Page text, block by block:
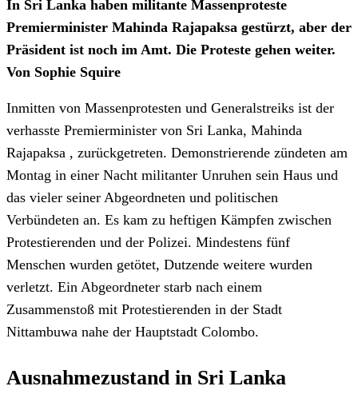
In Sri Lanka haben militante Massenproteste
Premierminister Mahinda Rajapaksa gestürzt, aber der
Präsident ist noch im Amt. Die Proteste gehen weiter.
Von Sophie Squire
Inmitten von Massenprotesten und Generalstreiks ist der
verhasste Premierminister von Sri Lanka, Mahinda
Rajapaksa , zurückgetreten. Demonstrierende zündeten am
Montag in einer Nacht militanter Unruhen sein Haus und
das vieler seiner Abgeordneten und politischen
Verbündeten an. Es kam zu heftigen Kämpfen zwischen
Protestierenden und der Polizei. Mindestens fünf
Menschen wurden getötet, Dutzende weitere wurden
verletzt. Ein Abgeordneter starb nach einem
Zusammenstoß mit Protestierenden in der Stadt
Nittambuwa nahe der Hauptstadt Colombo.
Ausnahmezustand in Sri Lanka